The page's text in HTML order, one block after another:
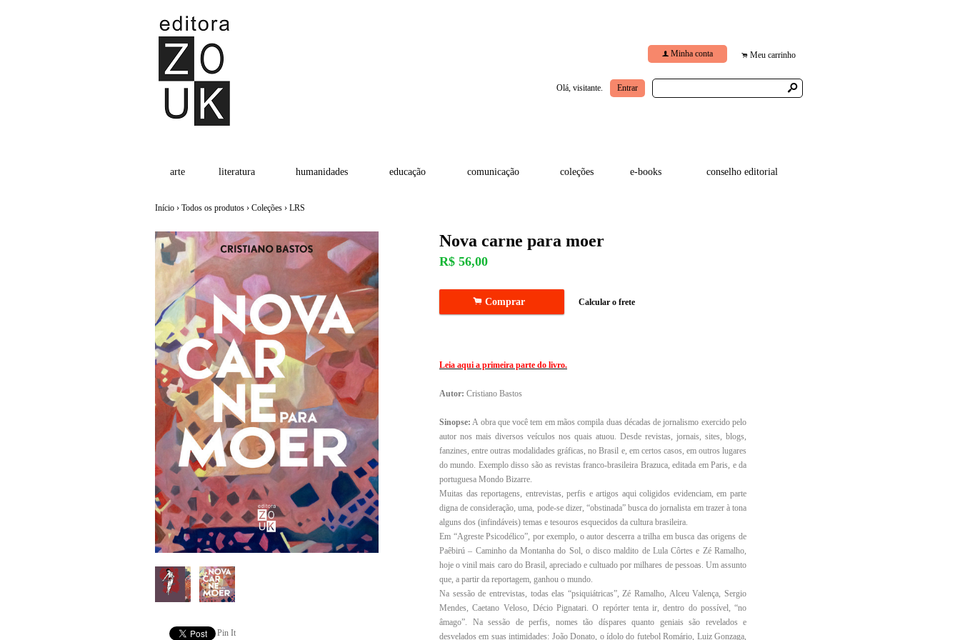
f Minha conta . Meu carrinho
Olá, visitante. Entrar s
arte literatura humanidades educação comunicação coleções e-books conselho editorial
Início › Todos os produtos › Coleções › LRS
Pin It
Nova carne para moer
R$ 56,00
. Comprar Calcular o frete
Leia aqui a primeira parte do livro.
Autor: Cristiano Bastos
Sinopse: A obra que você tem em mãos compila duas décadas de jornalismo exercido pelo
autor nos mais diversos veículos nos quais atuou. Desde revistas, jornais, sites, blogs,
fanzines, entre outras modalidades gráficas, no Brasil e, em certos casos, em outros lugares
do mundo. Exemplo disso são as revistas franco-brasileira Brazuca, editada em Paris, e da
portuguesa Mondo Bizarre.
Muitas das reportagens, entrevistas, perfis e artigos aqui coligidos evidenciam, em parte
digna de consideração, uma, pode-se dizer, “obstinada” busca do jornalista em trazer à tona
alguns dos (infindáveis) temas e tesouros esquecidos da cultura brasileira.
Em “Agreste Psicodélico”, por exemplo, o autor descerra a trilha em busca das origens de
Paêbirú – Caminho da Montanha do Sol, o disco maldito de Lula Côrtes e Zé Ramalho,
hoje o vinil mais caro do Brasil, apreciado e cultuado por milhares de pessoas. Um assunto
que, a partir da reportagem, ganhou o mundo.
Na sessão de entrevistas, todas elas “psiquiátricas”, Zé Ramalho, Alceu Valença, Sergio
Mendes, Caetano Veloso, Décio Pignatari. O repórter tenta ir, dentro do possível, “no
âmago”. Na sessão de perfis, nomes tão díspares quanto geniais são revelados e
desvelados em suas intimidades: João Donato, o ídolo do futebol Romário, Luiz Gonzaga,